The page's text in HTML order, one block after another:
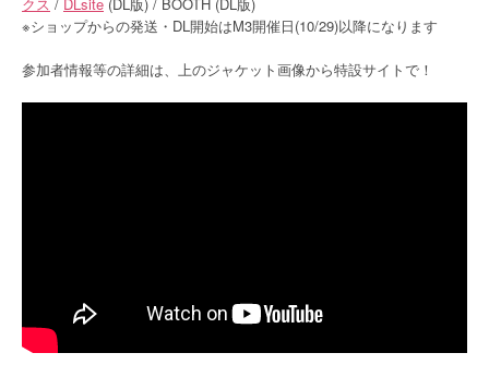
※ショップからの発送・DL開始はM3開催日(10/29)以降になります
参加者情報等の詳細は、上のジャケット画像から特設サイトで！